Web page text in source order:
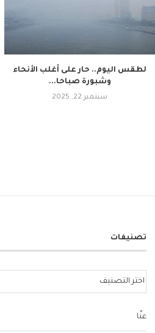
لطقس اليوم.. حار على أغلب الأنحاء
وشبورة صباحا...
سبتمبر 22, 2025
تصنيفات
عنّا